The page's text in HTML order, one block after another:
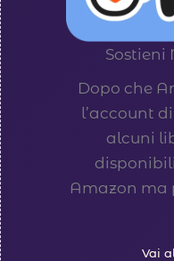
Sostieni
Dopo che
l’account
alcuni
Amazon ma
Vai